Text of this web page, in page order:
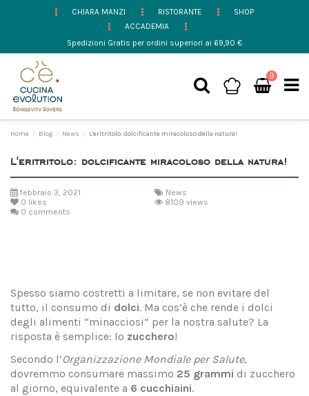
CHIARA MANZI RISTORANTE
SHOP
ACCADEMIA
Spedizioni Gratis per ordini superiori ai 69,90 €
0
Home Blog News L'eritritolo: dolcificante miracoloso della natura!
L'eritritolo: dolcificante miracoloso della natura!
febbraio 3, 2021
News
0 likes
8109 views
0 comments
Spesso siamo costretti a limitare, se non evitare del
tutto, il consumo di dolci. Ma cos’è che rende i dolci
degli alimenti “minacciosi” per la nostra salute? La
risposta è semplice: lo zucchero!
Secondo l’Organizzazione Mondiale per Salute,
dovremmo consumare massimo 25 grammi di zucchero
al giorno, equivalente a 6 cucchiaini.